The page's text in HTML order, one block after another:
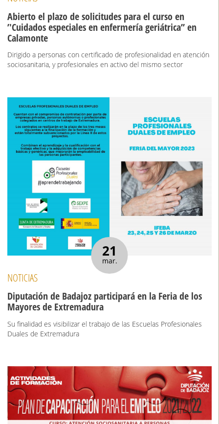
Abierto el plazo de solicitudes para el curso en
’'Cuidados especiales en enfermería geriátrica’’ en
Calamonte
Dirigido a personas con certificado de profesionalidad en atención
sociosanitaria, y profesionales en activo del mismo sector
21
mar.
NOTICIAS
Diputación de Badajoz participará en la Feria de los
Mayores de Extremadura
Su finalidad es visibilizar el trabajo de las Escuelas Profesionales
Duales de Extremadura